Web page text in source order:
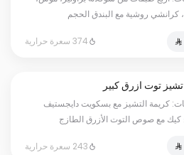
كرانشي روشية مع البندق الحجم
374 سعرة حرارية
توت ازرق كبير
كريمة التشيز مع بسكويت دايجستيف
كيك مع صوص التوت الأزرق الطازج
243 سعرة حرارية